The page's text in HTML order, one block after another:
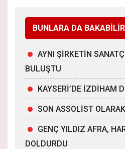
BUNLARA DA
AYNI ŞİRKETİN
BULUŞTU
KAYSERİ’DE İZDİHAM
SON ASSOLİST
GENÇ YILDIZ AFRA,
DOLDURDU